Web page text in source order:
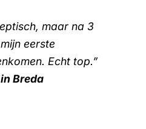
maar na 3
eerste
Echt top.”
Breda